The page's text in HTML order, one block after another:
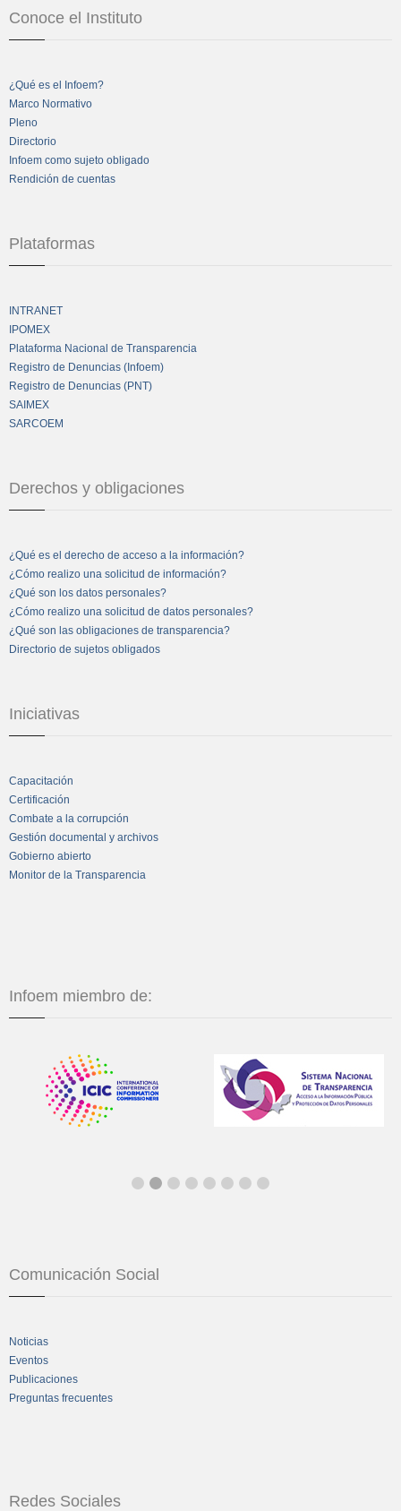
Conoce el Instituto
¿Qué es el Infoem?
Marco Normativo
Pleno
Directorio
Infoem como sujeto obligado
Rendición de cuentas
Plataformas
INTRANET
IPOMEX
Plataforma Nacional de Transparencia
Registro de Denuncias (Infoem)
Registro de Denuncias (PNT)
SAIMEX
SARCOEM
Derechos y obligaciones
¿Qué es el derecho de acceso a la información?
¿Cómo realizo una solicitud de información?
¿Qué son los datos personales?
¿Cómo realizo una solicitud de datos personales?
¿Qué son las obligaciones de transparencia?
Directorio de sujetos obligados
Iniciativas
Capacitación
Certificación
Combate a la corrupción
Gestión documental y archivos
Gobierno abierto
Monitor de la Transparencia
Infoem miembro de:
Comunicación Social
Noticias
Eventos
Publicaciones
Preguntas frecuentes
Redes Sociales